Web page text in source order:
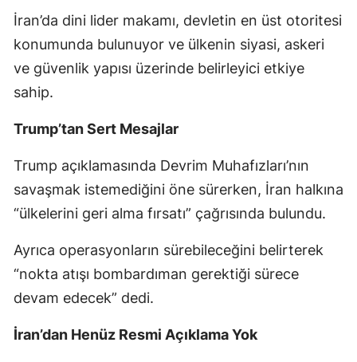
İran’da dini lider makamı, devletin en üst otoritesi
konumunda bulunuyor ve ülkenin siyasi, askeri
ve güvenlik yapısı üzerinde belirleyici etkiye
sahip.
Trump’tan Sert Mesajlar
Trump açıklamasında Devrim Muhafızları’nın
savaşmak istemediğini öne sürerken, İran halkına
“ülkelerini geri alma fırsatı” çağrısında bulundu.
Ayrıca operasyonların sürebileceğini belirterek
“nokta atışı bombardıman gerektiği sürece
devam edecek” dedi.
İran’dan Henüz Resmi Açıklama Yok